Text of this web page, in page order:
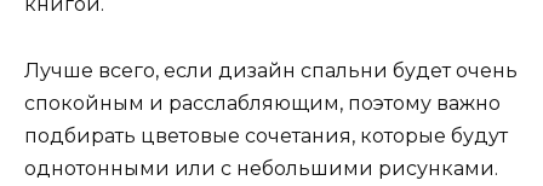
книгой.
Лучше всего, если дизайн спальни будет очень
спокойным и расслабляющим, поэтому важно
подбирать цветовые сочетания, которые будут
однотонными или с небольшими рисунками.